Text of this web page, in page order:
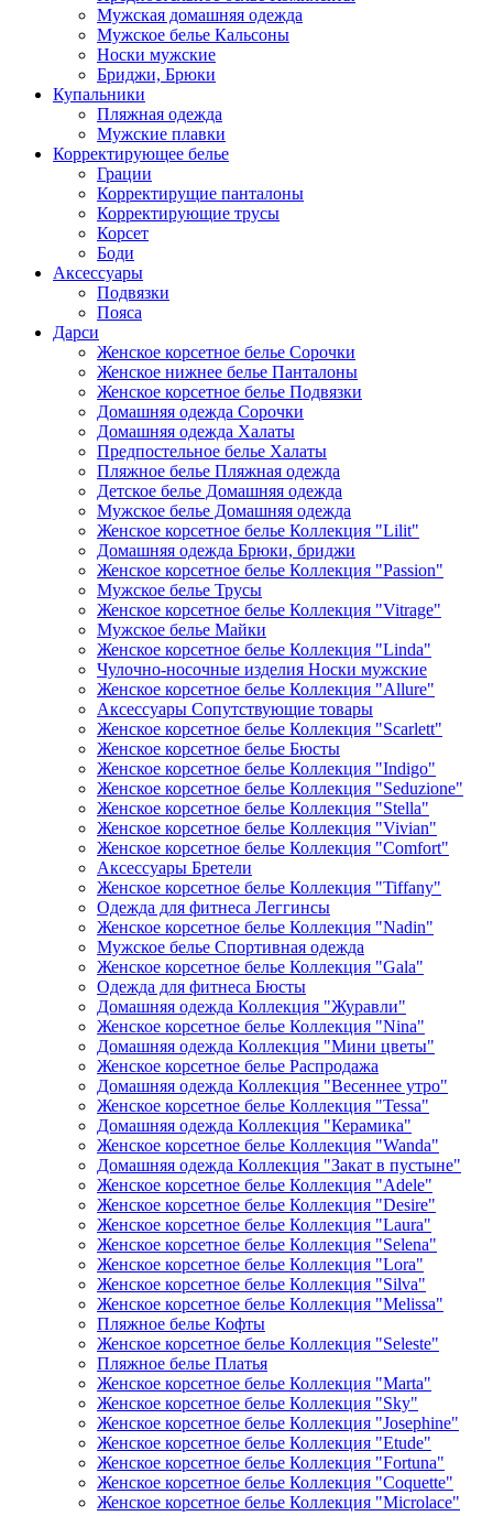
Мужская домашняя одежда
Мужское белье Кальсоны
Носки мужские
Бриджи, Брюки
Купальники
Пляжная одежда
Мужские плавки
Корректирующее белье
Грации
Корректирущие панталоны
Корректирующие трусы
Корсет
Боди
Аксессуары
Подвязки
Пояса
Дарси
Женское корсетное белье Сорочки
Женское нижнее белье Панталоны
Женское корсетное белье Подвязки
Домашняя одежда Сорочки
Домашняя одежда Халаты
Предпостельное белье Халаты
Пляжное белье Пляжная одежда
Детское белье Домашняя одежда
Мужское белье Домашняя одежда
Женское корсетное белье Коллекция "Lilit"
Домашняя одежда Брюки, бриджи
Женское корсетное белье Коллекция "Passion"
Мужское белье Трусы
Женское корсетное белье Коллекция "Vitrage"
Мужское белье Майки
Женское корсетное белье Коллекция "Linda"
Чулочно-носочные изделия Носки мужские
Женское корсетное белье Коллекция "Allure"
Аксессуары Сопутствующие товары
Женское корсетное белье Коллекция "Scarlett"
Женское корсетное белье Бюсты
Женское корсетное белье Коллекция "Indigo"
Женское корсетное белье Коллекция "Seduzione"
Женское корсетное белье Коллекция "Stella"
Женское корсетное белье Коллекция "Vivian"
Женское корсетное белье Коллекция "Comfort"
Аксессуары Бретели
Женское корсетное белье Коллекция "Tiffany"
Одежда для фитнеса Леггинсы
Женское корсетное белье Коллекция "Nadin"
Мужское белье Спортивная одежда
Женское корсетное белье Коллекция "Gala"
Одежда для фитнеса Бюсты
Домашняя одежда Коллекция "Журавли"
Женское корсетное белье Коллекция "Nina"
Домашняя одежда Коллекция "Мини цветы"
Женское корсетное белье Распродажа
Домашняя одежда Коллекция "Весеннее утро"
Женское корсетное белье Коллекция "Tessa"
Домашняя одежда Коллекция "Керамика"
Женское корсетное белье Коллекция "Wanda"
Домашняя одежда Коллекция "Закат в пустыне"
Женское корсетное белье Коллекция "Adele"
Женское корсетное белье Коллекция "Desire"
Женское корсетное белье Коллекция "Laura"
Женское корсетное белье Коллекция "Selena"
Женское корсетное белье Коллекция "Lora"
Женское корсетное белье Коллекция "Silva"
Женское корсетное белье Коллекция "Melissa"
Пляжное белье Кофты
Женское корсетное белье Коллекция "Seleste"
Пляжное белье Платья
Женское корсетное белье Коллекция "Marta"
Женское корсетное белье Коллекция "Sky"
Женское корсетное белье Коллекция "Josephine"
Женское корсетное белье Коллекция "Etude"
Женское корсетное белье Коллекция "Fortuna"
Женское корсетное белье Коллекция "Coquette"
Женское корсетное белье Коллекция "Microlace"